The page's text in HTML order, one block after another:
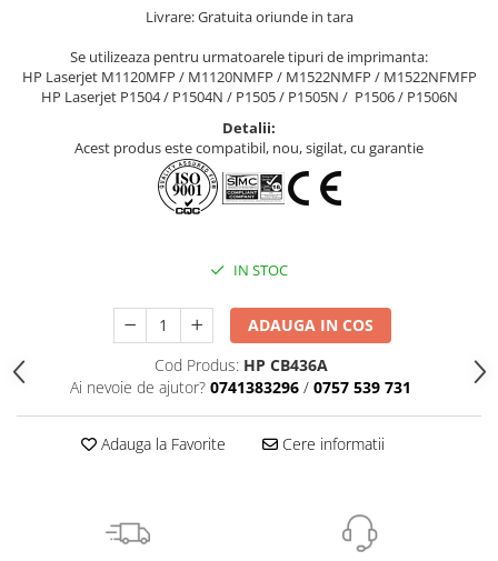
Livrare: Gratuita oriunde in tara
Se utilizeaza pentru urmatoarele tipuri de imprimanta:
HP Laserjet M1120MFP / M1120NMFP / M1522NMFP / M1522NFMFP
HP Laserjet P1504 / P1504N / P1505 / P1505N / P1506 / P1506N
Detalii:
Acest produs este compatibil, nou, sigilat, cu garantie
IN STOC
ADAUGA IN COS
Cod Produs: HP CB436A
Ai nevoie de ajutor? 0741383296 / 0757 539 731
Adauga la Favorite Cere informatii